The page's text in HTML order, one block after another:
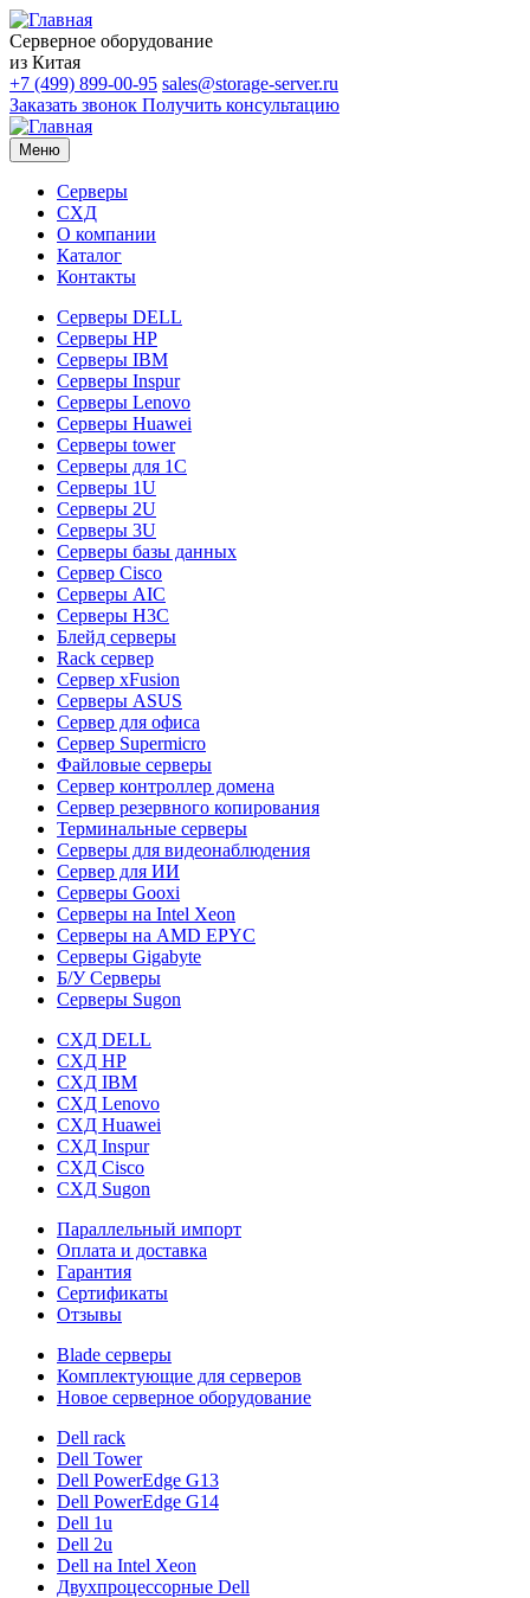
Серверное оборудование
из Китая
+7 (499) 899-00-95 sales@storage-server.ru
Заказать звонок Получить консультацию
Меню
Серверы
СХД
О компании
Каталог
Контакты
Серверы DELL
Серверы HP
Серверы IBM
Серверы Inspur
Серверы Lenovo
Серверы Huawei
Серверы tower
Серверы для 1C
Серверы 1U
Серверы 2U
Серверы 3U
Серверы базы данных
Сервер Cisco
Серверы AIC
Серверы H3C
Блейд серверы
Rack сервер
Сервер xFusion
Серверы ASUS
Сервер для офиса
Сервер Supermicro
Файловые серверы
Сервер контроллер домена
Сервер резервного копирования
Терминальные серверы
Серверы для видеонаблюдения
Сервер для ИИ
Серверы Gooxi
Серверы на Intel Xeon
Серверы на AMD EPYC
Серверы Gigabyte
Б/У Серверы
Серверы Sugon
СХД DELL
СХД HP
СХД IBM
СХД Lenovo
СХД Huawei
СХД Inspur
СХД Cisco
СХД Sugon
Параллельный импорт
Оплата и доставка
Гарантия
Сертификаты
Отзывы
Blade серверы
Комплектующие для серверов
Новое серверное оборудование
Dell rack
Dell Tower
Dell PowerEdge G13
Dell PowerEdge G14
Dell 1u
Dell 2u
Dell на Intel Xeon
Двухпроцессорные Dell